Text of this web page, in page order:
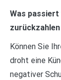
Was passiert
Können Sie
droht eine
negativer